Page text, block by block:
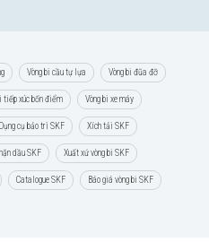
Vòng bi cầu tự lựa Vòng bi đũa đỡ
tiếp xúc bốn điểm Vòng bi xe máy
Dụng cụ bảo trì SKF Xích tải SKF
dầu SKF Xuất xứ vòng bi SKF
Catalogue SKF Báo giá vòng bi SKF